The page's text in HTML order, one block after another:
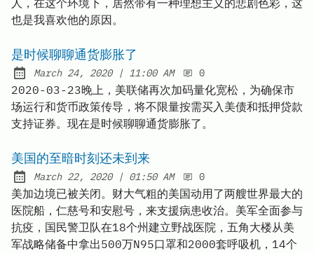
人，在这个环境下，居然带有一种理想主义的悲剧色彩，这
也是我喜欢他的原因。
是时候聊聊通货膨胀了
Posted on:
March 24, 2020| at
11:00 AM 0
2020-03-23晚上，美联储再次加码量化宽松，为确保市
场运行和货币政策传导，将不限量按需买入美债和抵押贷款
支持证券。现在是时候聊聊通货膨胀了。
美国的至暗时刻还未到来
Posted on:
March 22, 2020| at
01:50 AM 0
美加边境已被关闭。财大气粗的美国动用了两艘世界最大的
医院船，仁慈号和安慰号，来支援病患收治。美军全面参与
抗疫，国民警卫队在18个州建立野战医院，五角大楼从美
军战略储备中拿出500万N95口罩和2000套呼吸机，14个